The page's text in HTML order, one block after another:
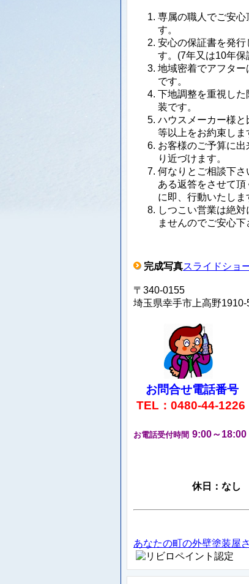
専属の職人でご安心
す。
安心の保証書を発行
す。(7年又は10年保
地域密着でアフター
です。
下地調整を重視した
装です。
ハウスメーカー様と
等以上をお約束しま
お客様のご予算に出
り近づけます。
何なりとご相談下さ
ある返答をさせて頂
に即、行動いたしま
しつこい営業は絶対
ませんのでご安心下
完成写真スライドショ
〒340-0155
埼玉県幸手市上高野1910-
お問合せ電話番号
TEL：0480-44-1226
お電話受付時間 9:00～18:00
休日：なし
あなたの町の外壁塗装屋